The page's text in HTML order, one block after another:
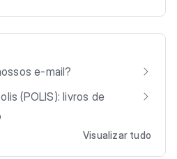
e-mail?
(POLIS): livros de
Visualizar tudo